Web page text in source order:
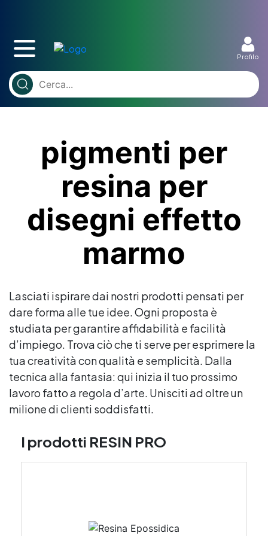
Profilo
pigmenti per
resina per
disegni effetto
marmo
Lasciati ispirare dai nostri prodotti pensati per
dare forma alle tue idee. Ogni proposta è
studiata per garantire affidabilità e facilità
d’impiego. Trova ciò che ti serve per esprimere la
tua creatività con qualità e semplicità. Dalla
tecnica alla fantasia: qui inizia il tuo prossimo
lavoro fatto a regola d’arte. Unisciti ad oltre un
milione di clienti soddisfatti.
I prodotti RESIN PRO